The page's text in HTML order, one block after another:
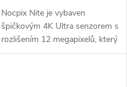
Nocpix Nite je vybaven
špičkovým 4K Ultra senzorem s
rozlišením 12 megapixelů, který
nabízí bezkonkurenční jasnost